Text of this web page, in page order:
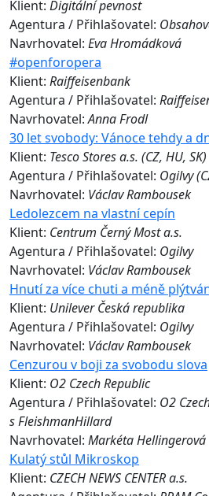
Klient: Digitální pevnost
Agentura / Přihlašovatel:
Navrhovatel: Eva Hromádková
#openforopera
Klient: Raiffeisenbank
Agentura / Přihlašovatel:
Navrhovatel:Anna Frodl
30 let svobody: Vánoce tehdy a
Klient: Tesco Stores a.s. (CZ, HU, SK)
Agentura / Přihlašovatel: Ogilvy
Navrhovatel: Václav Rambousek
Ledolezcem na vlastní cepín
Klient: Centrum Černý Most a.s.
Agentura / Přihlašovatel: Ogilvy
Navrhovatel: Václav Rambousek
Hnutí za více chuti a méně
Klient: Unilever Česká republika
Agentura / Přihlašovatel: Ogilvy
Navrhovatel: Václav Rambousek
Cenzurou v boji za svobodu slova
Klient: O2 Czech Republic
Agentura / Přihlašovatel: O2
s FleishmanHillard
Navrhovatel: Markéta Hellingerová
Kulatý stůl Mikroskop
Klient: CZECH NEWS CENTER a.s.